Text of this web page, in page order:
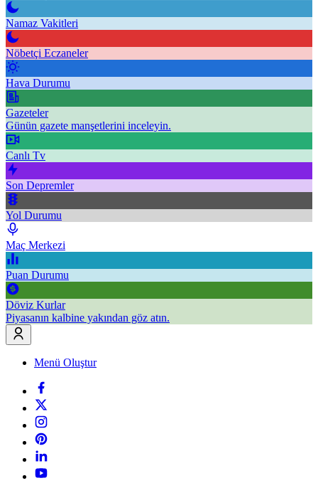
Namaz Vakitleri
Nöbetçi Eczaneler
Hava Durumu
Gazeteler
Günün gazete manşetlerini inceleyin.
Canlı Tv
Son Depremler
Yol Durumu
Maç Merkezi
Puan Durumu
Döviz Kurlar
Piyasanın kalbine yakından göz atın.
Menü Oluştur